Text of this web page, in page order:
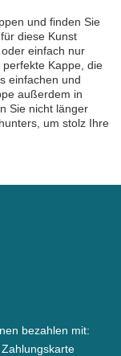
und finden Sie
diese Kunst
einfach nur
Kappe, die
einfachen und
außerdem in
Sie nicht länger
um stolz Ihre
bezahlen mit: